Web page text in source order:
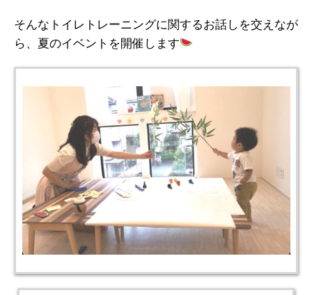
そんなトイレトレーニングに関するお話しを交えなが
ら、夏のイベントを開催します